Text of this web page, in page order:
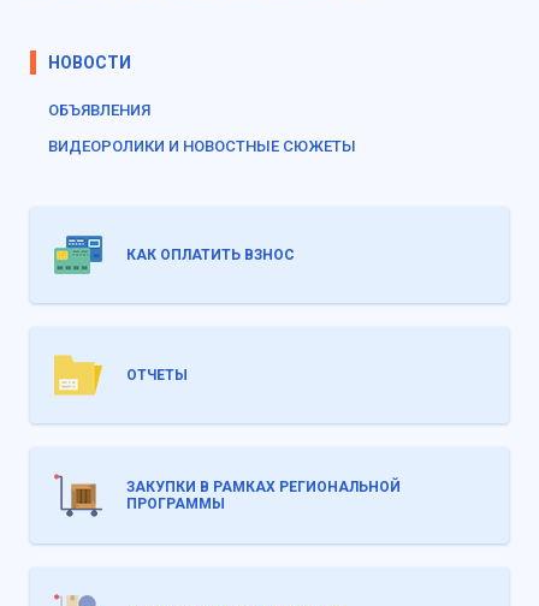
НОВОСТИ
ОБЪЯВЛЕНИЯ
ВИДЕОРОЛИКИ И НОВОСТНЫЕ СЮЖЕТЫ
КАК ОПЛАТИТЬ ВЗНОС
ОТЧЕТЫ
ЗАКУПКИ В РАМКАХ РЕГИОНАЛЬНОЙ
ПРОГРАММЫ